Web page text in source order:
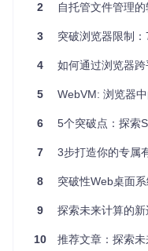
技术原理解析：
从图书馆到实时索引：
想象传统图书馆的运作
在数字时代显然效率低
统变化检测）、智能分类
// 索引引擎核心工作流程
func
(e *Indexer)
    e.mu.Lock()
defer
// 建立文件系统监
2 自托管文件管理的
3 突破浏览器限制：7
4 如何通过浏览器
5 WebVM: 浏览器
6 5个突破点：探索
7 3步打造你的专属有声
8 突破性Web桌面系
9 探索未来计算的新边界：
10 推荐文章：探索未来